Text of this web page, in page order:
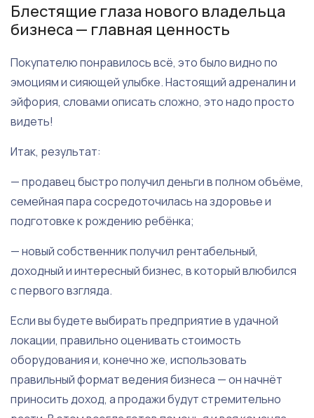
Блестящие глаза нового владельца
бизнеса — главная ценность
Покупателю понравилось всё, это было видно по
эмоциям и сияющей улыбке. Настоящий адреналин и
эйфория, словами описать сложно, это надо просто
видеть!
Итак, результат:
— продавец быстро получил деньги в полном объёме,
семейная пара сосредоточилась на здоровье и
подготовке к рождению ребёнка;
— новый собственник получил рентабельный,
доходный и интересный бизнес, в который влюбился
с первого взгляда.
Если вы будете выбирать предприятие в удачной
локации, правильно оценивать стоимость
оборудования и, конечно же, использовать
правильный формат ведения бизнеса — он начнёт
приносить доход, а продажи будут стремительно